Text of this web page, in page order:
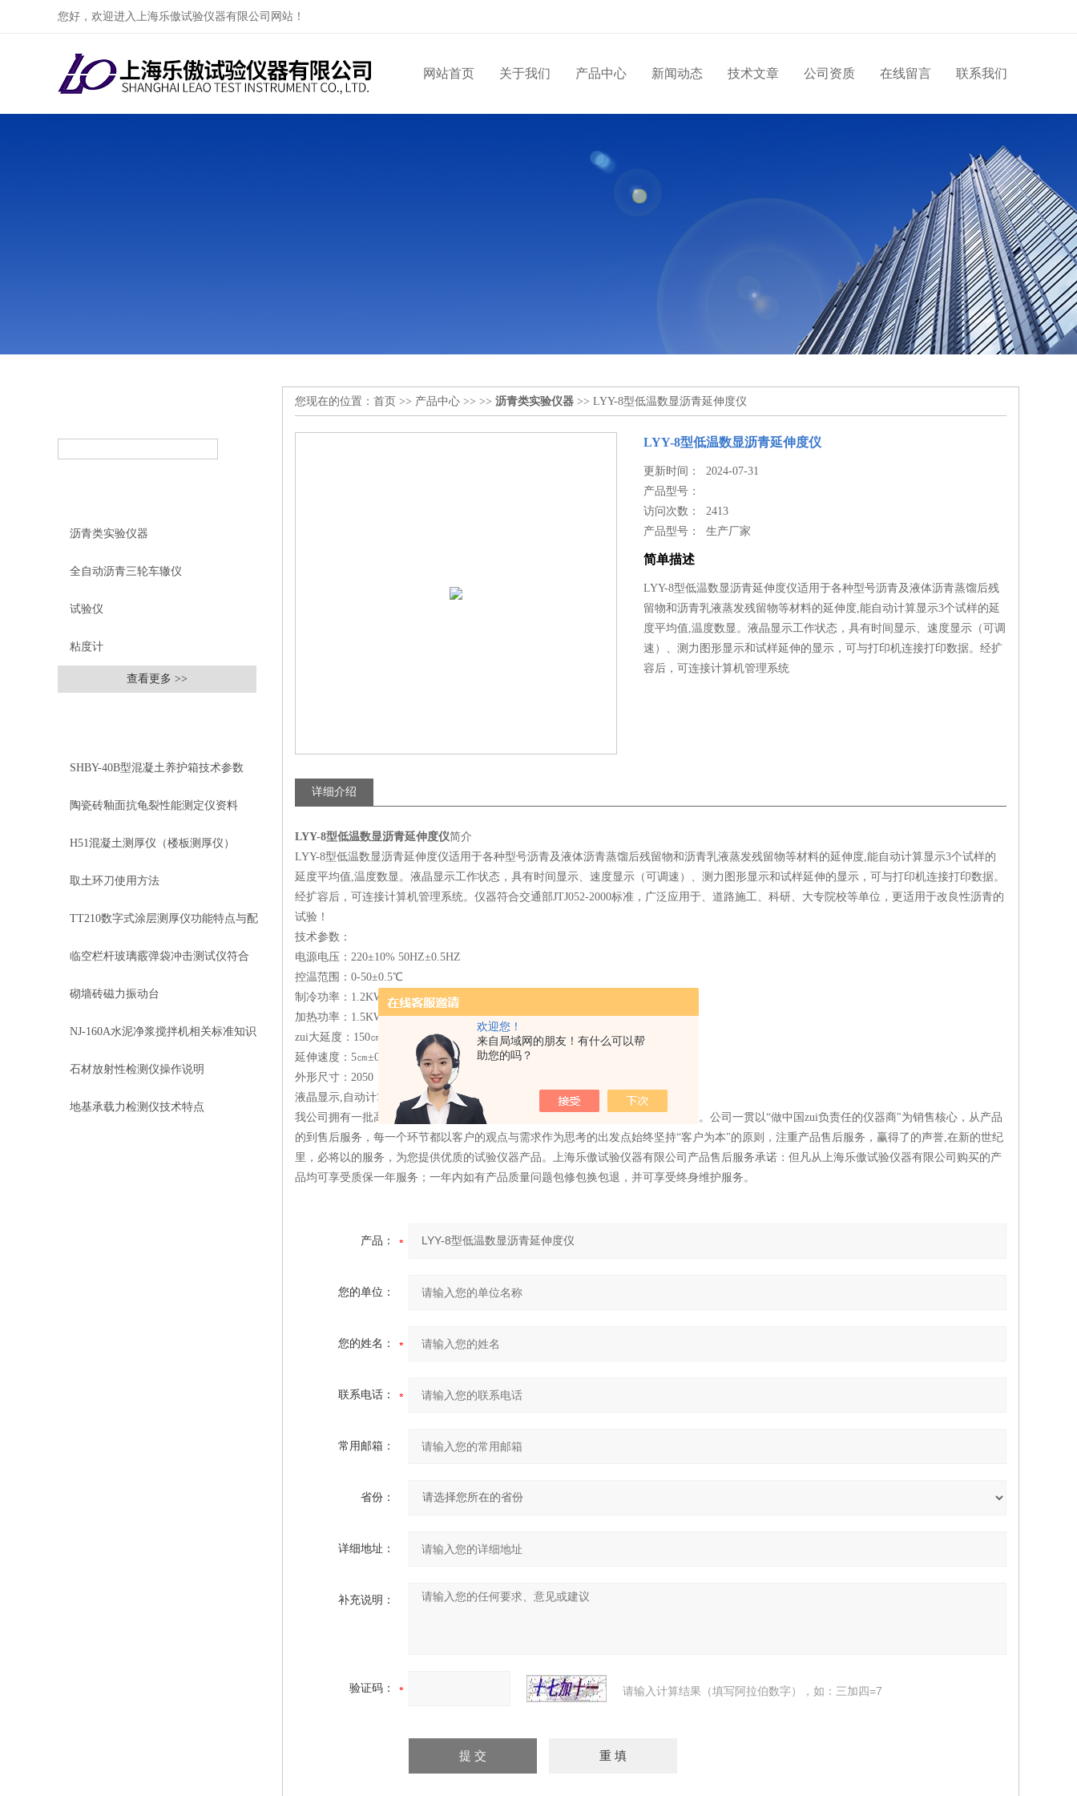
欢迎您！
来自局域网的朋友！有什么可以帮
助您的吗？
您好，欢迎进入上海乐傲试验仪器有限公司网站！
网站首页 关于我们 产品中心 新闻动态 技术文章 公司资质 在线留言 联系我们
沥青类实验仪器
全自动沥青三轮车辙仪
试验仪
粘度计
查看更多 >>
SHBY-40B型混凝土养护箱技术参数
陶瓷砖釉面抗龟裂性能测定仪资料
H51混凝土测厚仪（楼板测厚仪）
取土环刀使用方法
TT210数字式涂层测厚仪功能特点与配
置
临空栏杆玻璃霰弹袋冲击测试仪符合
标准
砌墙砖磁力振动台
NJ-160A水泥净浆搅拌机相关标准知识
石材放射性检测仪操作说明
地基承载力检测仪技术特点
您现在的位置： 首页 >> 产品中心 >> >> 沥青类实验仪器 >> LYY-8型低温数显沥青延伸度仪
LYY-8型低温数显沥青延伸度仪
更新时间： 2024-07-31
产品型号：
访问次数： 2413
产品型号： 生产厂家
简单描述
LYY-8型低温数显沥青延伸度仪适用于各种型号沥青及液体沥青蒸馏后残
留物和沥青乳液蒸发残留物等材料的延伸度,能自动计算显示3个试样的延
度平均值,温度数显。液晶显示工作状态，具有时间显示、速度显示（可调
速）、测力图形显示和试样延伸的显示，可与打印机连接打印数据。经扩
容后，可连接计算机管理系统
详细介绍
LYY-8型低温数显沥青延伸度仪简介
LYY-8型低温数显沥青延伸度仪适用于各种型号沥青及液体沥青蒸馏后残留物和沥青乳液蒸发残留物等材料的延伸度,能自动计算显示3个试样的
延度平均值,温度数显。液晶显示工作状态，具有时间显示、速度显示（可调速）、测力图形显示和试样延伸的显示，可与打印机连接打印数据。
经扩容后，可连接计算机管理系统。仪器符合交通部JTJ052-2000标准，广泛应用于、道路施工、科研、大专院校等单位，更适用于改良性沥青的
试验！
技术参数：
电源电压：220±10% 50HZ±0.5HZ
控温范围：0-50±0.5℃
制冷功率：1.2KW
加热功率：1.5KW
zui大延度：150㎝.200㎝
延伸速度：5㎝±0.25㎝/min 1㎝±0.05㎝/min
外形尺寸：2050（2550）×380×930mm
液晶显示,自动计算3个试样的平均值,内存试验数据20组.（分单速双速两种）
我公司拥有一批高精度的加工和检测设备，是一家拥有、、销售为一体的优良企业。公司一贯以“做中国zui负责任的仪器商"为销售核心，从产品
的到售后服务，每一个环节都以客户的观点与需求作为思考的出发点始终坚持“客户为本"的原则，注重产品售后服务，赢得了的声誉,在新的世纪
里，必将以的服务，为您提供优质的试验仪器产品。上海乐傲试验仪器有限公司产品售后服务承诺：但凡从上海乐傲试验仪器有限公司购买的产
品均可享受质保一年服务；一年内如有产品质量问题包修包换包退，并可享受终身维护服务。
产品：
您的单位：
您的姓名：
联系电话：
常用邮箱：
省份：
详细地址：
补充说明：
验证码： 请输入计算结果（填写阿拉伯数字），如：三加四=7